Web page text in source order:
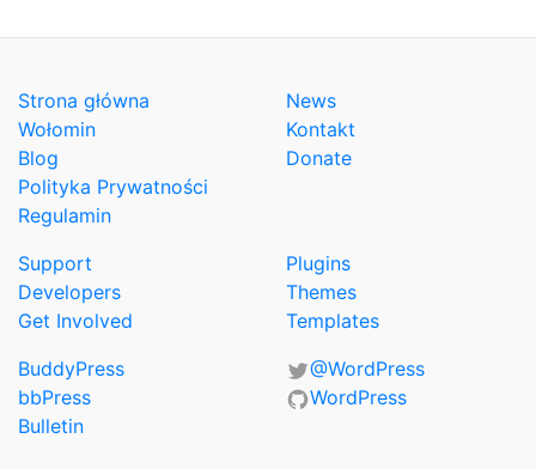
Strona główna
Wołomin
Blog
Polityka Prywatności
Regulamin
News
Kontakt
Donate
Support
Developers
Get Involved
Plugins
Themes
Templates
BuddyPress
bbPress
Bulletin
@WordPress
WordPress